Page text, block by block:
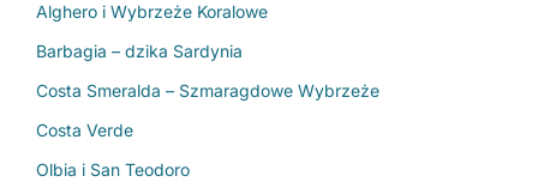
Alghero i Wybrzeże Koralowe
Barbagia – dzika Sardynia
Costa Smeralda – Szmaragdowe Wybrzeże
Costa Verde
Olbia i San Teodoro